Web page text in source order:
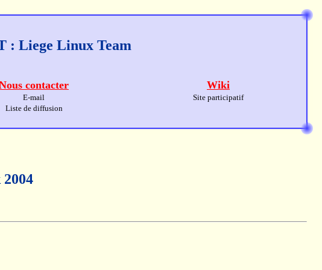
: Liege Linux Team
contacter
E-mail
Liste de diffusion
Wiki
Site participatif